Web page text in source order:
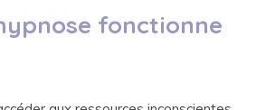
fonctionne